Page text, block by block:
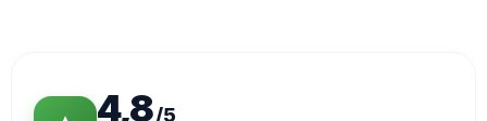
4,8/5